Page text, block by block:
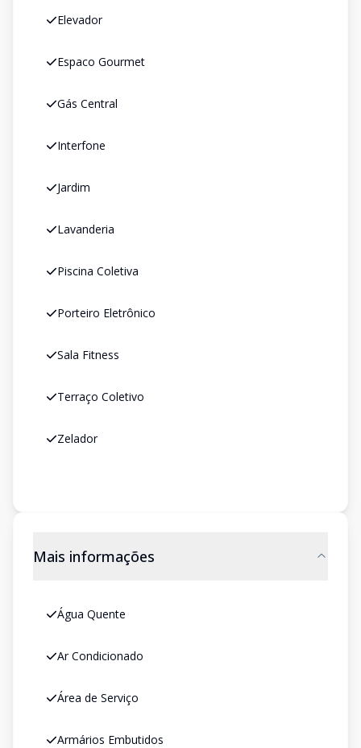
Elevador
Espaco Gourmet
Gás Central
Interfone
Jardim
Lavanderia
Piscina Coletiva
Porteiro Eletrônico
Sala Fitness
Terraço Coletivo
Zelador
Mais informações
Água Quente
Ar Condicionado
Área de Serviço
Armários Embutidos